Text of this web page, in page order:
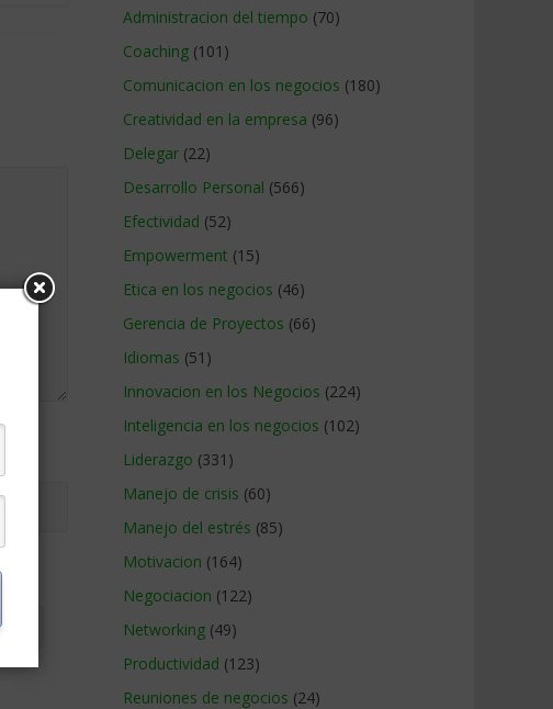
Administracion del tiempo (70)
Coaching (101)
Comunicacion en los negocios (180)
Creatividad en la empresa (96)
Delegar (22)
Desarrollo Personal (566)
Efectividad (52)
Empowerment (15)
Etica en los negocios (46)
Gerencia de Proyectos (66)
Idiomas (51)
Innovacion en los Negocios (224)
Inteligencia en los negocios (102)
Liderazgo (331)
Manejo de crisis (60)
Manejo del estrés (85)
Motivacion (164)
Negociacion (122)
Networking (49)
Productividad (123)
Reuniones de negocios (24)